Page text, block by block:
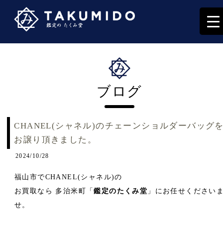
ブログ
CHANEL(シャネル)のチェーンショルダーバッグ
お譲り頂きました。
2024/10/28
福山市でCHANEL(シャネル)の
お買取なら 多治米町「鑑定のたくみ堂 」にお任せください
せ。